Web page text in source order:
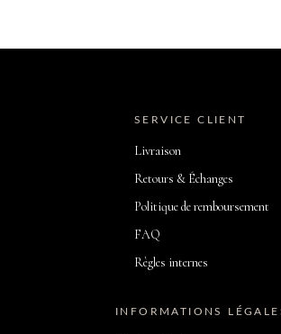
SERVICE CLIENT
Livraison
Retours & Échanges
Politique de remboursement
FAQ
Règles internes
INFORMATIONS